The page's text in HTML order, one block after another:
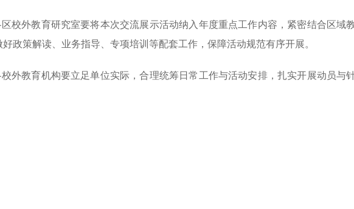
外教育研究室要将本次交流展示活动纳入年度重点工作内容，紧密结合区域
政策解读、业务指导、专项培训等配套工作，保障活动规范有序开展。
教育机构要立足单位实际，合理统筹日常工作与活动安排，扎实开展动员与